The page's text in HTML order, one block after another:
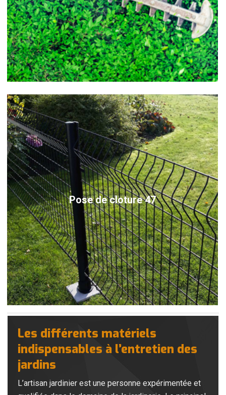
Pose de cloture 47
Les différents matériels
indispensables à l’entretien des
jardins
L’artisan jardinier est une personne expérimentée et